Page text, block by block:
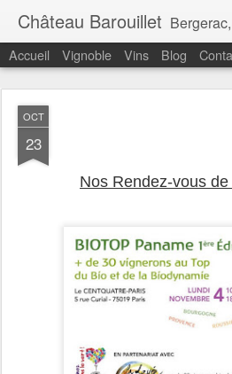
Château Barouillet Bergerac, Côtes-
Accueil Vignoble Vins Blog
OCT
23
Nos Rendez-vous